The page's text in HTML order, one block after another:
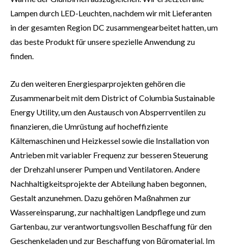
Lampen durch LED-Leuchten, nachdem wir mit Lieferanten
in der gesamten Region DC zusammengearbeitet hatten, um
das beste Produkt für unsere spezielle Anwendung zu
finden.
Zu den weiteren Energiesparprojekten gehören die
Zusammenarbeit mit dem District of Columbia Sustainable
Energy Utility, um den Austausch von Absperrventilen zu
finanzieren, die Umrüstung auf hocheffiziente
Kältemaschinen und Heizkessel sowie die Installation von
Antrieben mit variabler Frequenz zur besseren Steuerung
der Drehzahl unserer Pumpen und Ventilatoren. Andere
Nachhaltigkeitsprojekte der Abteilung haben begonnen,
Gestalt anzunehmen. Dazu gehören Maßnahmen zur
Wassereinsparung, zur nachhaltigen Landpflege und zum
Gartenbau, zur verantwortungsvollen Beschaffung für den
Geschenkeladen und zur Beschaffung von Büromaterial. Im